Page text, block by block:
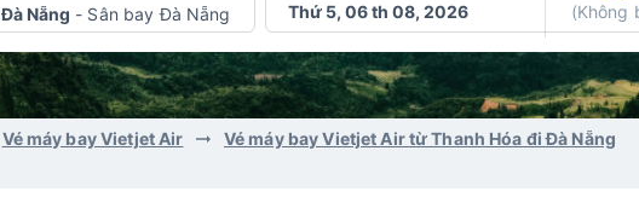
Đà Nẵng - Sân bay Đà Nẵng
Thứ 5, 06 th 08, 2026
(Không
Vé máy bay Vietjet Air Vé máy bay Vietjet Air từ Thanh Hóa đi Đà Nẵng